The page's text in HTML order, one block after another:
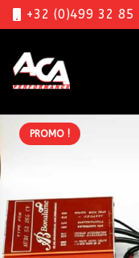
+32 (0)499 32 85
PROMO !